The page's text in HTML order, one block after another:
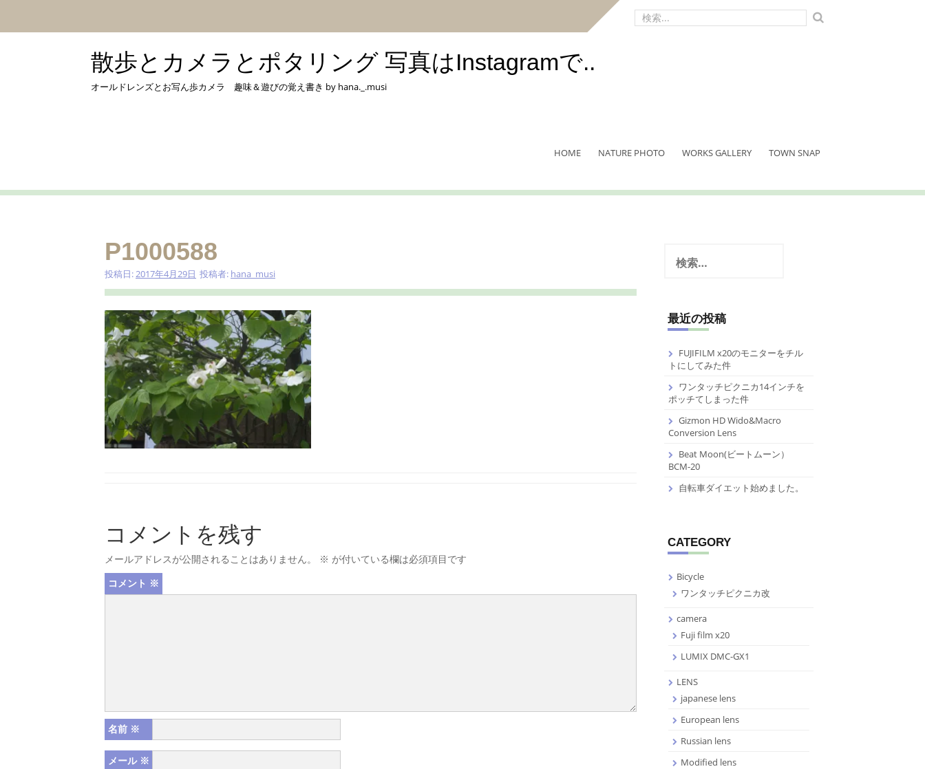
テ
検
索:
散歩とカメラとポタリング 写真はInstagramで..
オールドレンズとお写ん歩カメラ 趣味＆遊びの覚え書き by hana._.musi
HOME NATURE PHOTO WORKS GALLERY TOWN SNAP
P1000588
投稿日:2017年4月29日 投稿者: hana_musi
コメントを残す
メールアドレスが公開されることはありません。 ※ が付いている欄は必須項目です
コメント ※
名前 ※
メール ※
最近の投稿
FUJIFILM x20のモニターをチル
トにしてみた件
ワンタッチピクニカ14インチを
ポッチてしまった件
Gizmon HD Wido&Macro
Conversion Lens
Beat Moon(ビートムーン）
BCM-20
自転車ダイエット始めました。
CATEGORY
Bicycle
ワンタッチピクニカ改
camera
Fuji film x20
LUMIX DMC-GX1
LENS
japanese lens
European lens
Russian lens
Modified lens